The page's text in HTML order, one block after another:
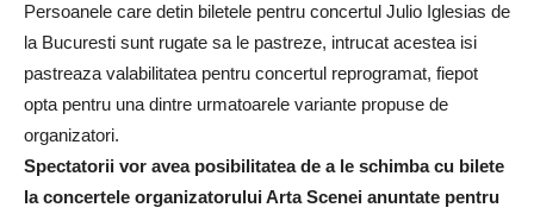
Persoanele care detin biletele pentru concertul Julio Iglesias de
la Bucuresti sunt rugate sa le pastreze, intrucat acestea isi
pastreaza valabilitatea pentru concertul reprogramat, fiepot
opta pentru una dintre urmatoarele variante propuse de
organizatori.
Spectatorii vor avea posibilitatea de a le schimba cu bilete
la concertele organizatorului Arta Scenei anuntate pentru